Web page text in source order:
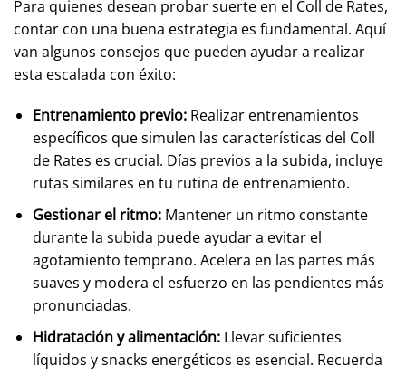
Para quienes desean probar suerte en el Coll de Rates,
contar con una buena estrategia es fundamental. Aquí
van algunos consejos que pueden ayudar a realizar
esta escalada con éxito:
Entrenamiento previo:Realizar entrenamientos
específicos que simulen las características del Coll
de Rates es crucial. Días previos a la subida, incluye
rutas similares en tu rutina de entrenamiento.
Gestionar el ritmo:Mantener un ritmo constante
durante la subida puede ayudar a evitar el
agotamiento temprano. Acelera en las partes más
suaves y modera el esfuerzo en las pendientes más
pronunciadas.
Hidratación y alimentación:Llevar suficientes
líquidos y snacks energéticos es esencial. Recuerda